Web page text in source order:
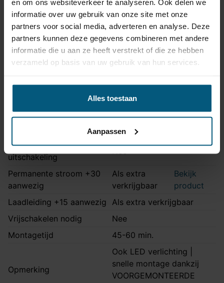
en om ons websiteverkeer te analyseren. Ook delen we
informatie over uw gebruik van onze site met onze
partners voor social media, adverteren en analyse. Deze
partners kunnen deze gegevens combineren met andere
informatie die u aan ze heeft verstrekt of die ze hebben
verzameld op basis van uw gebruik van hun services.
Alles toestaan
Aanpassen
Montage handleiding AHAL 38A
Kabelset specificatie
Artikelnummer
Unikit 13/8
Aansluiting
13 polig
Universeel met module
Zonder originele
connectoren
Parkeersensoren
uitschakeling
Nee
Permanente stroom +30
aanwezig
Als extra
verkrijgbaar
Bekijk
product
Laadleiding +15 aanwezig Als extra verkrijgbaar
Vrijschakelen nodig
Nee
Montagetijd
45-60 min.
Opmerking
Ook LED verlichting |
snelle montage dankzij
VOORGEMONTEERDE